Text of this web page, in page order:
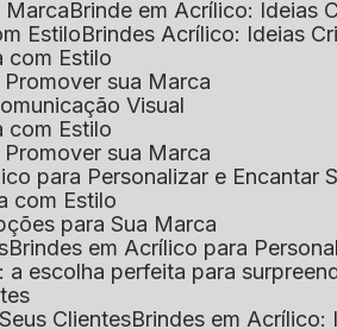
Marca
Brinde em Acrílico: Ideias
Estilo
Brindes Acrílico: Ideias
com Estilo
sua Marca
Visual
com Estilo
sua Marca
para Personalizar e Encantar
com Estilo
para Sua Marca
Brindes em Acrílico para
a escolha perfeita para
Clientes
Brindes em